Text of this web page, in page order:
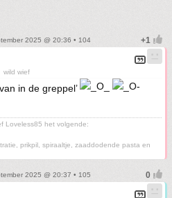
2025 @ 20:36 • 104
wild wief
in de greppel’
Loveless85 het volgende:
prikpil, spiraaltje, zaaddodende pasta en
2025 @ 20:37 • 105